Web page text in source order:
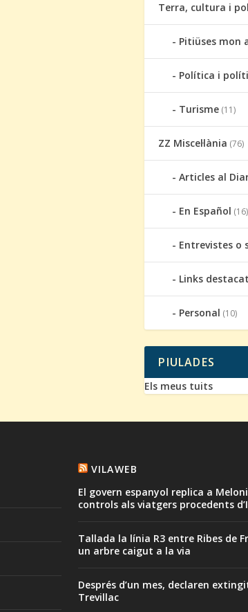
Terra, cultura i
Pitiüses mon
Política i
Turisme (11)
ZZ Miscel·lània (76)
Articles al
En Español (16)
Entrevistes o
Links
Personal (10)
PIULADES
Els meus tuits
VILAWEB
El govern espanyol replica a
controls als viatgers procedents
Tallada la línia R3 entre Ribes de
un arbre caigut a la via
Després d’un mes, declaren
Trevillac